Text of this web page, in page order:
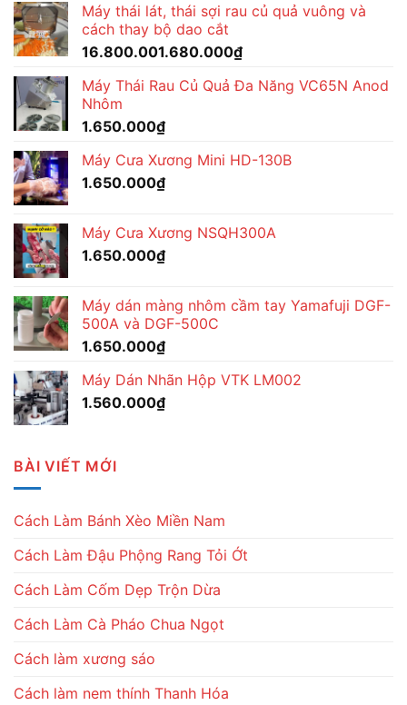
Máy thái lát, thái sợi rau củ quả vuông và
cách thay bộ dao cắt
16.800.001.680.000₫
Máy Thái Rau Củ Quả Đa Năng VC65N Anod
Nhôm
1.650.000₫
Máy Cưa Xương Mini HD-130B
1.650.000₫
Máy Cưa Xương NSQH300A
1.650.000₫
Máy dán màng nhôm cầm tay Yamafuji DGF-
500A và DGF-500C
1.650.000₫
Máy Dán Nhãn Hộp VTK LM002
1.560.000₫
BÀI VIẾT MỚI
Cách Làm Bánh Xèo Miền Nam
Cách Làm Đậu Phộng Rang Tỏi Ớt
Cách Làm Cốm Dẹp Trộn Dừa
Cách Làm Cà Pháo Chua Ngọt
Cách làm xương sáo
Cách làm nem thính Thanh Hóa